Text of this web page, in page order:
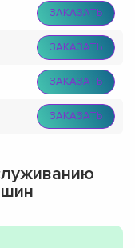
ЗАКАЗАТЬ
ЗАКАЗАТЬ
ЗАКАЗАТЬ
ЗАКАЗАТЬ